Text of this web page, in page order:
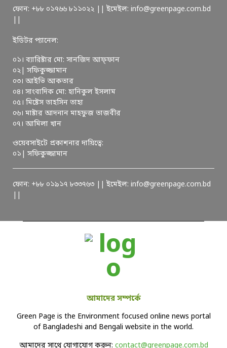
ফোন: +৮৮ ০১৭৬৬ ৮১১০২২ || ইমেইল: info@greenpage.com.bd
ইডিটর প্যানেল:
০১। ব্যারিষ্টার মো: সানজিদ আফ্ফান
০২| সফিকুজ্জামান
০৩। আইভি আকতার
০৪। সাংবাদিক মো: হানিকুল ইসলাম
০৫। মিষ্টেস তাহসিন তাহা
০৬। মাষ্টার আদনান মাহফুজ তাজবীর
০৭। আমিলা খান
ওয়েবসাইটে প্রকাশনার দায়িত্বে:
০১| সফিকুজ্জামান
ফোন: +৮৮ ০১৯১৭ ৮৩৩৭৬৩ || ইমেইল: info@greenpage.com.bd
আমাদের সম্পর্কে
Green Page is the Environment focused online news portal
of Bangladeshi and Bengali website in the world.
আমাদের সাথে যোগাযোগ করুন: contact@greenpage.com.bd